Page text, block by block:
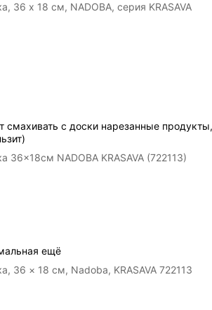
36 х 18 см, NADOBA, серия KRASAVA
с доски нарезанные
NADOBA KRASAVA (722113)
ещё
36 × 18 см, Nadoba, KRASAVA 722113